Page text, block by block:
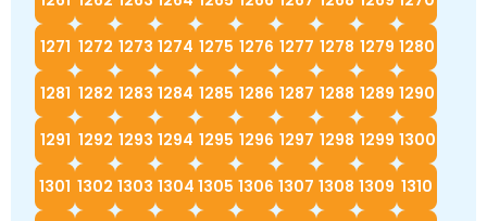
1271 1272 1273 1274 1275 1276 1277 1278 1279 1280
1281 1282 1283 1284 1285 1286 1287 1288 1289 1290
1291 1292 1293 1294 1295 1296 1297 1298 1299 1300
1301 1302 1303 1304 1305 1306 1307 1308 1309 1310